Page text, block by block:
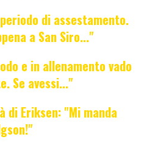
periodo di assestamento.
a San Siro..."
e in allenamento vado
Se avessi..."
di Eriksen: "Mi manda